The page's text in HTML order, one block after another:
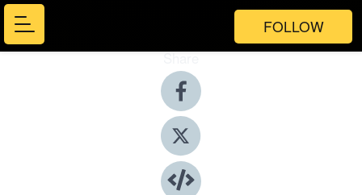
FOLLOW
Share